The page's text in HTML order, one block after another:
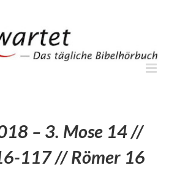
– 3. Mose 14 //
117 // Römer 16